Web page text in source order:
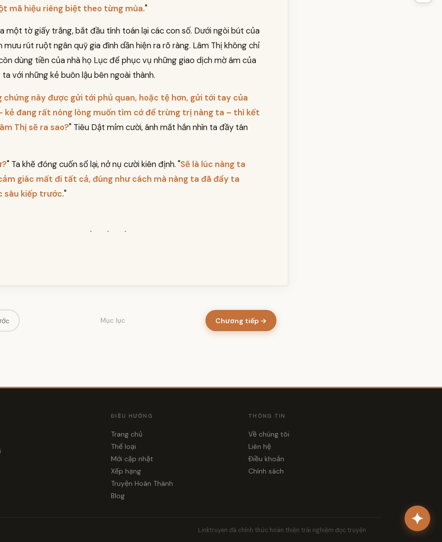
mã hiệu riêng biệt theo từng mùa."
một tờ giấy trắng, bắt đầu tính toán lại các con số. Dưới ngòi bút của
mưu rút ruột ngân quỹ gia đình dần hiện ra rõ ràng. Lâm Thị không chỉ
dùng tiền của nhà họ Lục để phục vụ những giao dịch mờ ám của
với những kẻ buôn lậu bên ngoài thành.
chứng này được gửi tới phủ quan, hoặc tệ hơn, gửi tới tay của
kẻ đang rất nóng lòng muốn tìm cớ để trừng trị nàng ta – thì kết
Thị sẽ ra sao?" Tiêu Dật mỉm cười, ánh mắt hắn nhìn ta đầy tán
" Ta khẽ đóng cuốn sổ lại, nở nụ cười kiên định. "Sẽ là lúc nàng ta
giác mất đi tất cả, đúng như cách mà nàng ta đã đẩy ta
sâu kiếp trước."
· · ·
Mục lục Chương tiếp →
ĐIỀU HƯỚNG
Trang chủ
Thể loại
Mới cập nhật
Xếp hạng
Truyện Hoàn Thành
Blog
THÔNG TIN
Về chúng tôi
Liên hệ
Điều khoản
Chính sách
Linktruyen đã chính thức hoàn thiện trải nghiệm đọc truyện